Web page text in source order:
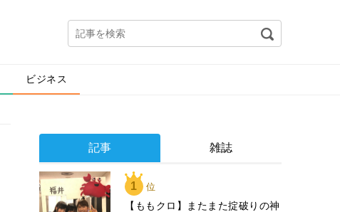
ビジネス
記事 雑誌
1 位
【ももクロ】またまた掟破りの神